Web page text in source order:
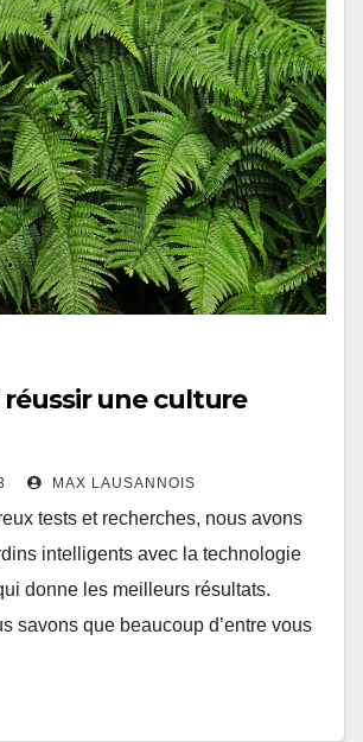
une culture
MAX LAUSANNOIS
tests et recherches, nous avons
intelligents avec la technologie
donne les meilleurs résultats.
savons que beaucoup d’entre vous